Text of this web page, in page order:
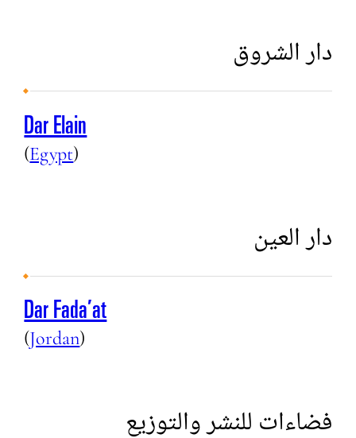
دار الشروق
Dar Elain
(Egypt)
دار العين
Dar Fada’at
(Jordan)
فضاءات للنشر والتوزيع